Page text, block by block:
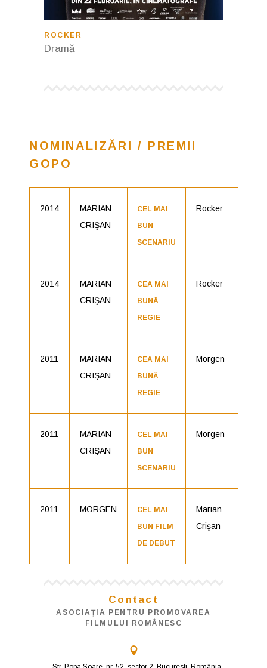
ROCKER
Dramă
NOMINALIZĂRI / PREMII
GOPO
2014
MARIAN
CRIŞAN
CEL MAI
BUN
SCENARIU
Rocker
2014
MARIAN
CRIŞAN
CEA MAI
BUNĂ
REGIE
Rocker
2011
MARIAN
CRIŞAN
CEA MAI
BUNĂ
REGIE
Morgen
2011
MARIAN
CRIŞAN
CEL MAI
BUN
SCENARIU
Morgen
2011 MORGEN
CEL MAI
BUN FILM
DE DEBUT
Marian
Crişan
Contact
ASOCIAŢIA PENTRU PROMOVAREA
FILMULUI ROMÂNESC